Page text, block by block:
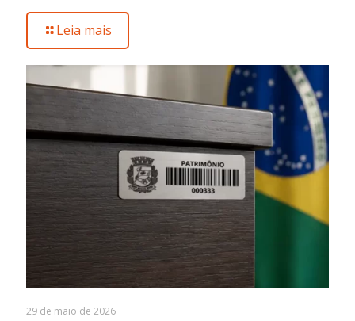
Leia mais
29 de maio de 2026